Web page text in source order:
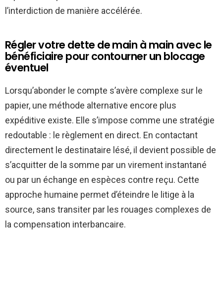
l’interdiction de manière accélérée.
Régler votre dette de main à main avec le
bénéficiaire pour contourner un blocage
éventuel
Lorsqu’abonder le compte s’avère complexe sur le
papier, une méthode alternative encore plus
expéditive existe. Elle s’impose comme une stratégie
redoutable : le règlement en direct. En contactant
directement le destinataire lésé, il devient possible de
s’acquitter de la somme par un virement instantané
ou par un échange en espèces contre reçu. Cette
approche humaine permet d’éteindre le litige à la
source, sans transiter par les rouages complexes de
la compensation interbancaire.